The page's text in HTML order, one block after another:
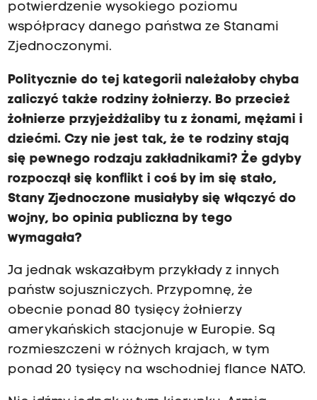
potwierdzenie wysokiego poziomu
współpracy danego państwa ze Stanami
Zjednoczonymi.
Politycznie do tej kategorii należałoby chyba
zaliczyć także rodziny żołnierzy. Bo przecież
żołnierze przyjeżdżaliby tu z żonami, mężami i
dziećmi. Czy nie jest tak, że te rodziny stają
się pewnego rodzaju zakładnikami? Że gdyby
rozpoczął się konflikt i coś by im się stało,
Stany Zjednoczone musiałyby się włączyć do
wojny, bo opinia publiczna by tego
wymagała?
Ja jednak wskazałbym przykłady z innych
państw sojuszniczych. Przypomnę, że
obecnie ponad 80 tysięcy żołnierzy
amerykańskich stacjonuje w Europie. Są
rozmieszczeni w różnych krajach, w tym
ponad 20 tysięcy na wschodniej flance NATO.